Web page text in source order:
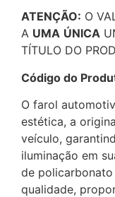
ATENÇÃO: O
A UMA ÚNICA
TÍTULO DO
Código do
O farol
estética, a
veículo,
iluminação em
de
qualidade,